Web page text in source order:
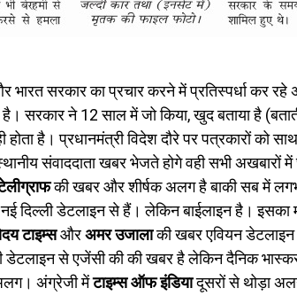
भारत सरकार का प्रचार करने में प्रतिस्पर्धा कर
सरकार ने 12 साल में जो किया, खुद बताया है
होता है। प्रधानमंत्री विदेश दौरे पर पत्रकारों को
संवाददाता खबर भेजते होगे वही सभी
की खबर और शीर्षक अलग है बाकी सब में
दिल्ली डेटलाइन से हैं। लेकिन बाईलाइन है।
टाइम्सऔरअमर उजालाकी खबर एवियन
डेटलाइन से एजेंसी की की खबर है लेकिन दैनिक
अंग्रेजी मेंटाइम्स ऑफ इंडियादूसरों से थोड़ा